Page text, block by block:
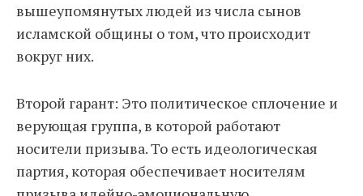
вышеупомянутых людей из числа сынов
исламской общины о том, что происходит
вокруг них.
Второй гарант: Это политическое сплочение и
верующая группа, в которой работают
носители призыва. То есть идеологическая
партия, которая обеспечивает носителям